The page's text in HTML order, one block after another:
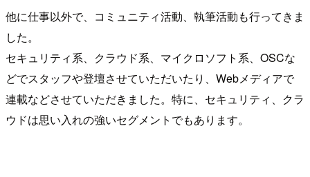
他に仕事以外で、コミュニティ活動、執筆活動も行ってきま
した。
セキュリティ系、クラウド系、マイクロソフト系、OSCな
どでスタッフや登壇させていただいたり、Webメディアで
連載などさせていただきました。特に、セキュリティ、クラ
ウドは思い入れの強いセグメントでもあります。